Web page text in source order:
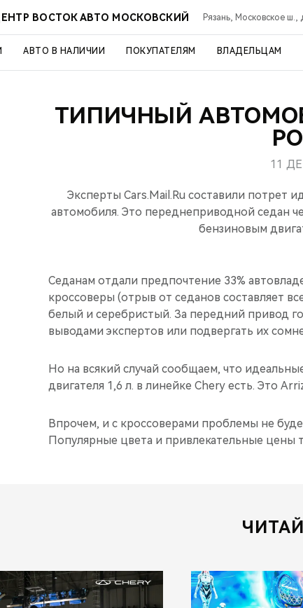
ВОСТОК АВТО МОСКОВСКИЙ Рязань, Московское ш.,
АВТО В НАЛИЧИИ ПОКУПАТЕЛЯМ ВЛАДЕЛЬЦАМ
ТИПИЧНЫЙ
11
Эксперты Cars.Mail.Ru составили потрет
автомобиля. Это переднеприводной седан
бензиновым
Седанам отдали предпочтение 33%
кроссоверы (отрыв от седанов составляет
белый и серебристый. За передний привод
выводами экспертов или подвергать их
Но на всякий случай сообщаем, что
двигателя 1,6 л. в линейке Chery есть. Это
Впрочем, и с кроссоверами проблемы не
Популярные цвета и привлекательные цены